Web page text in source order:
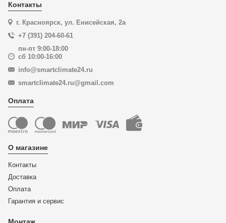
Контакты
г. Красноярск, ул. Енисейская, 2а
+7 (391) 204-60-61
пн-пт 9:00-18:00
сб 10:00-16:00
info@smartclimate24.ru
smartclimate24.ru@gmail.com
Оплата
О магазине
Контакты
Доставка
Оплата
Гарантия и сервис